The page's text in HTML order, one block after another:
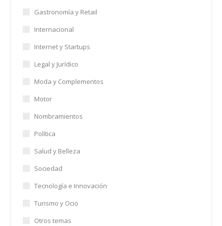
Gastronomía y Retail
Internacional
Internet y Startups
Legal y Jurídico
Moda y Complementos
Motor
Nombramientos
Política
Salud y Belleza
Sociedad
Tecnología e Innovación
Turismo y Ocio
Otros temas